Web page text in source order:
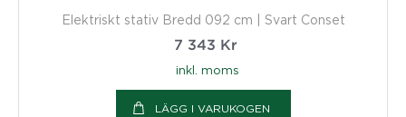
Elektriskt stativ Bredd 092 cm | Svart Conset
7 343 Kr
inkl. moms
LÄGG I VARUKOGEN